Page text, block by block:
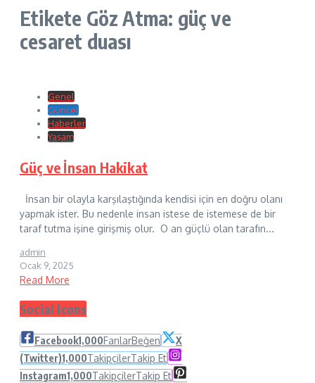
Etikete Göz Atma: güç ve
cesaret duası
Genel
Güncel
Haberler
Yaşam
Güç ve İnsan Hakikat
İnsan bir olayla karşılaştığında kendisi için en doğru olanı
yapmak ister. Bu nedenle insan istese de istemese de bir
taraf tutma işine girişmiş olur. O an güçlü olan tarafın...
admin
Ocak 9, 2025
Read More
Social Icons
Facebook1,000FanlarBeğen
X
(Twitter)1,000TakipçilerTakip Et
Instagram1,000TakipçilerTakip Et